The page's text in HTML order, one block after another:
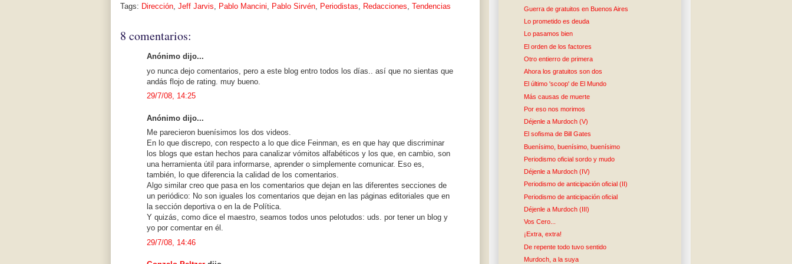
Tags: Dirección, Jeff Jarvis, Pablo Mancini, Pablo Sirvén, Periodistas, Redacciones, Tendencias
8 comentarios:
Anónimo dijo...
yo nunca dejo comentarios, pero a este blog entro todos los días.. así que no sientas que
andás flojo de rating. muy bueno.
29/7/08, 14:25
Anónimo dijo...
Me parecieron buenísimos los dos videos.
En lo que discrepo, con respecto a lo que dice Feinman, es en que hay que discriminar
los blogs que estan hechos para canalizar vómitos alfabéticos y los que, en cambio, son
una herramienta útil para informarse, aprender o simplemente comunicar. Eso es,
también, lo que diferencia la calidad de los comentarios.
Algo similar creo que pasa en los comentarios que dejan en las diferentes secciones de
un periódico: No son iguales los comentarios que dejan en las páginas editoriales que en
la sección deportiva o en la de Política.
Y quizás, como dice el maestro, seamos todos unos pelotudos: uds. por tener un blog y
yo por comentar en él.
29/7/08, 14:46
Guerra de gratuitos en Buenos Aires
Lo prometido es deuda
Lo pasamos bien
El orden de los factores
Otro entierro de primera
Ahora los gratuitos son dos
El último 'scoop' de El Mundo
Más causas de muerte
Por eso nos morimos
Déjenle a Murdoch (V)
El sofisma de Bill Gates
Buenísimo, buenísimo, buenísimo
Periodismo oficial sordo y mudo
Déjenle a Murdoch (IV)
Periodismo de anticipación oficial (II)
Periodismo de anticipación oficial
Déjenle a Murdoch (III)
Vos Cero...
¡Extra, extra!
De repente todo tuvo sentido
Murdoch, a la suya